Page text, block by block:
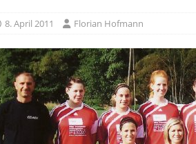
8. April 2011 Florian Hofmann